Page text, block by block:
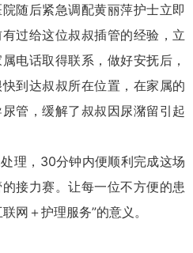
随后紧急调配黄丽萍护士立即
过给这位叔叔插管的经验，立
电话取得联系，做好安抚后，
到达叔叔所在位置，在家属的
管，缓解了叔叔因尿潴留引起
理，30分钟内便顺利完成这场
接力赛。让每一位不方便的患
网＋护理服务”的意义。